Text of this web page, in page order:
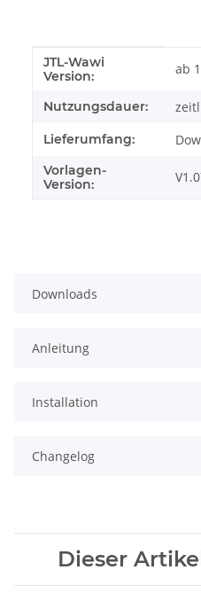
Produkteigenschaft
Wert
JTL-Wawi
Version:
ab
Nutzungsdauer:
Lieferumfang:
Vorlagen-
Version:
Downloads
Anleitung
Installation
Changelog
Dieser